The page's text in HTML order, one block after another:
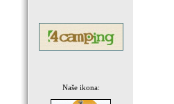
Naše ikona: